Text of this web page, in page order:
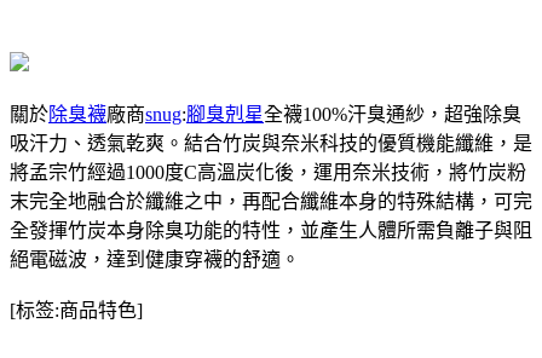
關於除臭襪廠商snug:腳臭剋星全襪100%汗臭通紗，超強除臭
吸汗力、透氣乾爽。結合竹炭與奈米科技的優質機能纖維，是
將孟宗竹經過1000度C高溫炭化後，運用奈米技術，將竹炭粉
末完全地融合於纖維之中，再配合纖維本身的特殊結構，可完
全發揮竹炭本身除臭功能的特性，並產生人體所需負離子與阻
絕電磁波，達到健康穿襪的舒適。
[标签:商品特色]